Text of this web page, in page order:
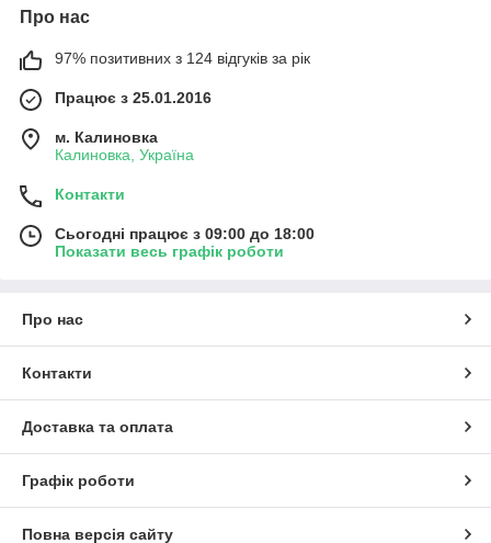
Про нас
97% позитивних з 124 відгуків за рік
Працює з 25.01.2016
м. Калиновка
Калиновка, Україна
Контакти
Сьогодні працює з 09:00 до 18:00
Показати весь графік роботи
Про нас
Контакти
Доставка та оплата
Графік роботи
Повна версія сайту